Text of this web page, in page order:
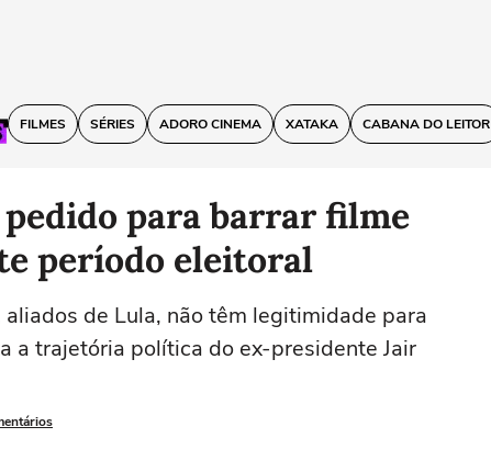
FILMES SÉRIES ADORO CINEMA XATAKA CABANA DO LEITOR
para barrar filme
período eleitoral
de Lula, não têm legitimidade para
a trajetória política do ex-presidente Jair